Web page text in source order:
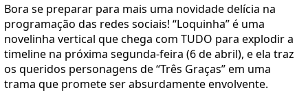
Bora se preparar para mais uma novidade delícia na
programação das redes sociais! “Loquinha” é uma
novelinha vertical que chega com TUDO para explodir a
timeline na próxima segunda-feira (6 de abril), e ela traz
os queridos personagens de “Três Graças” em uma
trama que promete ser absurdamente envolvente.